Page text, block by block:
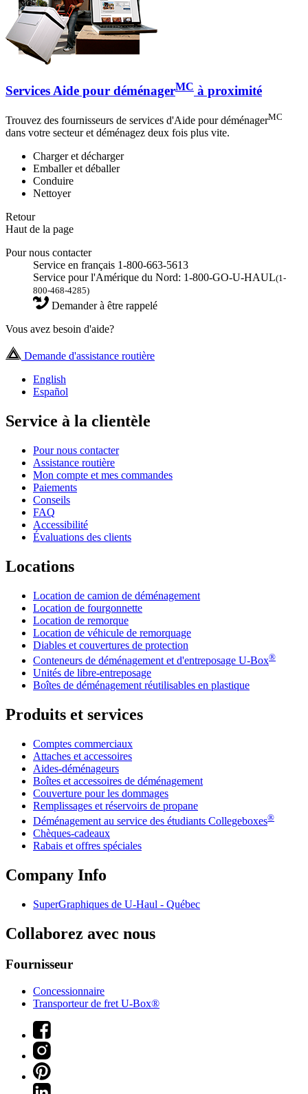
Services Aide pour déménagerMC à proximité
Trouvez des fournisseurs de services d'Aide pour déménagerMC
dans votre secteur et déménagez deux fois plus vite.
Charger et décharger
Emballer et déballer
Conduire
Nettoyer
Retour
Haut de la page
Pour nous contacter
Service en français 1-800-663-5613
Service pour l'Amérique du Nord: 1-800-GO-U-HAUL(1-
800-468-4285)
Demander à être rappelé
Vous avez besoin d'aide?
Demande d'assistance routière
English
Español
Service à la clientèle
Pour nous contacter
Assistance routière
Mon compte et mes commandes
Paiements
Conseils
FAQ
Accessibilité
Évaluations des clients
Locations
Location de camion de déménagement
Location de fourgonnette
Location de remorque
Location de véhicule de remorquage
Diables et couvertures de protection
Conteneurs de déménagement et d'entreposage U-Box®
Unités de libre-entreposage
Boîtes de déménagement réutilisables en plastique
Produits et services
Comptes commerciaux
Attaches et accessoires
Aides-déménageurs
Boîtes et accessoires de déménagement
Couverture pour les dommages
Remplissages et réservoirs de propane
Déménagement au service des étudiants Collegeboxes®
Chèques-cadeaux
Rabais et offres spéciales
Company Info
SuperGraphiques de U-Haul - Québec
Collaborez avec nous
Fournisseur
Concessionnaire
Transporteur de fret U-Box®